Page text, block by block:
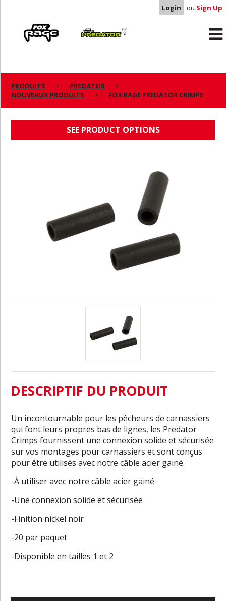
Login ou Sign Up
Predator
PRODUITS
PREDATOR
NOUVEAUX PRODUITS
FOX RAGE PREDATOR CRIMPS
SEE PRODUCT OPTIONS
DESCRIPTIF DU PRODUIT
Un incontournable pour les pêcheurs de carnassiers
qui font leurs propres bas de lignes, les Predator
Crimps fournissent une connexion solide et sécurisée
sur vos montages pour carnassiers et sont conçus
pour être utilisés avec notre câble acier gainé.
-À utiliser avec notre câble acier gainé
-Une connexion solide et sécurisée
-Finition nickel noir
-20 par paquet
-Disponible en tailles 1 et 2